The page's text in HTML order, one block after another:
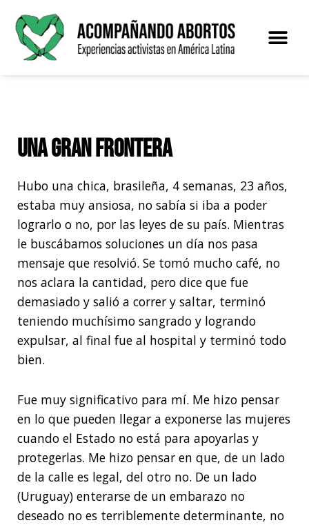
Saltar
contenido
Una gran frontera
Hubo una chica, brasileña, 4 semanas, 23 años,
estaba muy ansiosa, no sabía si iba a poder
lograrlo o no, por las leyes de su país. Mientras
le buscábamos soluciones un día nos pasa
mensaje que resolvió. Se tomó mucho café, no
nos aclara la cantidad, pero dice que fue
demasiado y salió a correr y saltar, terminó
teniendo muchísimo sangrado y logrando
expulsar, al final fue al hospital y terminó todo
bien.
Fue muy significativo para mí. Me hizo pensar
en lo que pueden llegar a exponerse las mujeres
cuando el Estado no está para apoyarlas y
protegerlas. Me hizo pensar en que, de un lado
de la calle es legal, del otro no. De un lado
(Uruguay) enterarse de un embarazo no
deseado no es terriblemente determinante, no